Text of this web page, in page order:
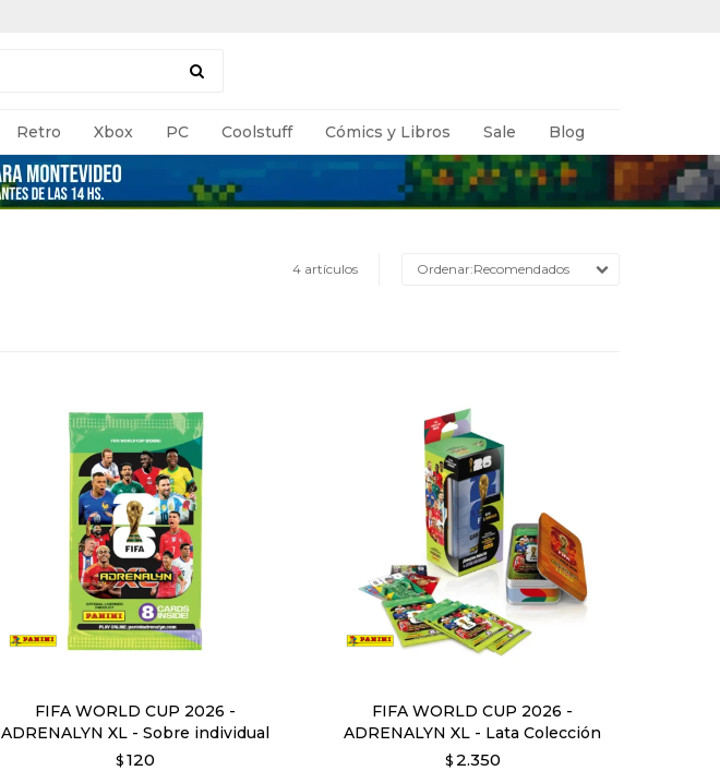
Retro Xbox PC Coolstuff Cómics y Libros Sale Blog
4 artículos Recomendados
FIFA WORLD CUP 2026 -
ADRENALYN XL - Sobre individual
$ 120
FIFA WORLD CUP 2026 -
ADRENALYN XL - Lata Colección
$ 2.350